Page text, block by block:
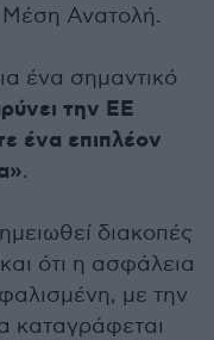
Μέση Ανατολή.
ένα σημαντικό
την ΕΕ
ένα επιπλέον
.
διακοπές
ότι η ασφάλεια
με την
καταγράφεται